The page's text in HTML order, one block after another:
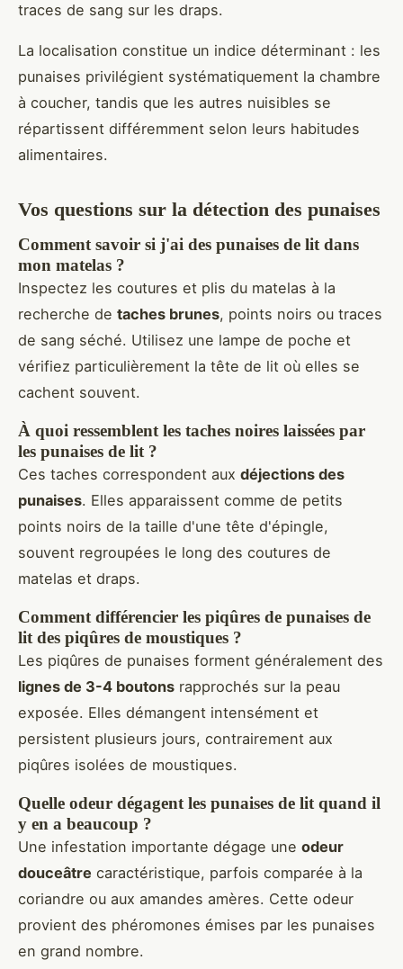
traces de sang sur les draps.
La localisation constitue un indice déterminant : les
punaises privilégient systématiquement la chambre
à coucher, tandis que les autres nuisibles se
répartissent différemment selon leurs habitudes
alimentaires.
Vos questions sur la détection des punaises
Comment savoir si j'ai des punaises de lit dans
mon matelas ?
Inspectez les coutures et plis du matelas à la
recherche de taches brunes, points noirs ou traces
de sang séché. Utilisez une lampe de poche et
vérifiez particulièrement la tête de lit où elles se
cachent souvent.
À quoi ressemblent les taches noires laissées par
les punaises de lit ?
Ces taches correspondent aux déjections des
punaises. Elles apparaissent comme de petits
points noirs de la taille d'une tête d'épingle,
souvent regroupées le long des coutures de
matelas et draps.
Comment différencier les piqûres de punaises de
lit des piqûres de moustiques ?
Les piqûres de punaises forment généralement des
lignes de 3-4 boutons rapprochés sur la peau
exposée. Elles démangent intensément et
persistent plusieurs jours, contrairement aux
piqûres isolées de moustiques.
Quelle odeur dégagent les punaises de lit quand il
y en a beaucoup ?
Une infestation importante dégage une odeur
douceâtre caractéristique, parfois comparée à la
coriandre ou aux amandes amères. Cette odeur
provient des phéromones émises par les punaises
en grand nombre.